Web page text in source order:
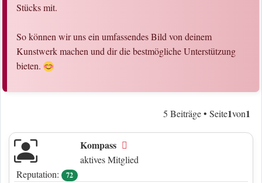
Stücks mit.
So können wir uns ein umfassendes Bild von deinem
Kunstwerk machen und dir die bestmögliche Unterstützung
bieten.
5 Beiträge • Seite1von1
Kompass
aktives Mitglied
Reputation:
72